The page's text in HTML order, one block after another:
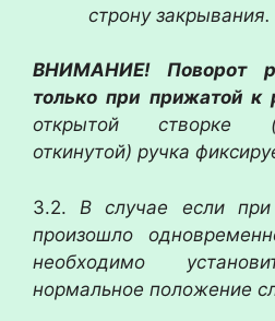
строну закрывания.
ВНИМАНИЕ! Поворот
только при прижатой к
открытой створке
откинутой) ручка
3.2. В случае если при
произошло
необходимо
нормальное положение